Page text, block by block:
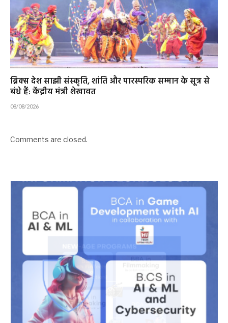
ब्रिक्स देश साझी संस्कृति, शांति और पारस्परिक सम्मान के सूत्र से
बंधे हैं: केंद्रीय मंत्री शेखावत
08/08/2026
Comments are closed.